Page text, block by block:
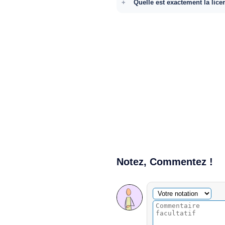
Quelle est exactement la
Notez, Commentez !
Commentaire facultatif
Votre notation